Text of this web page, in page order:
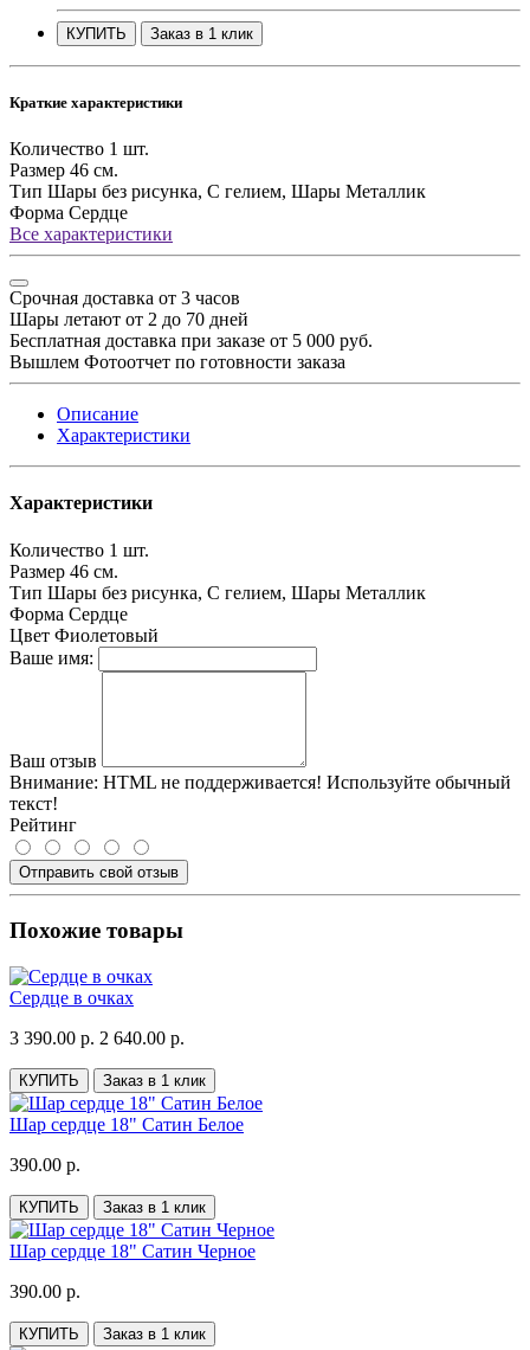
КУПИТЬ Заказ в 1 клик
Краткие характеристики
Количество 1 шт.
Размер 46 см.
Тип Шары без рисунка, С гелием, Шары Металлик
Форма Сердце
Все характеристики
Срочная доставка от 3 часов
Шары летают от 2 до 70 дней
Бесплатная доставка при заказе от 5 000 руб.
Вышлем Фотоотчет по готовности заказа
Описание
Характеристики
Характеристики
Количество 1 шт.
Размер 46 см.
Тип Шары без рисунка, С гелием, Шары Металлик
Форма Сердце
Цвет Фиолетовый
Ваше имя:
Ваш отзыв
Внимание: HTML не поддерживается! Используйте обычный
текст!
Рейтинг
Отправить свой отзыв
Похожие товары
Сердце в очках
3 390.00 р. 2 640.00 р.
КУПИТЬ Заказ в 1 клик
Шар сердце 18" Сатин Белое
390.00 р.
КУПИТЬ Заказ в 1 клик
Шар сердце 18" Сатин Черное
390.00 р.
КУПИТЬ Заказ в 1 клик